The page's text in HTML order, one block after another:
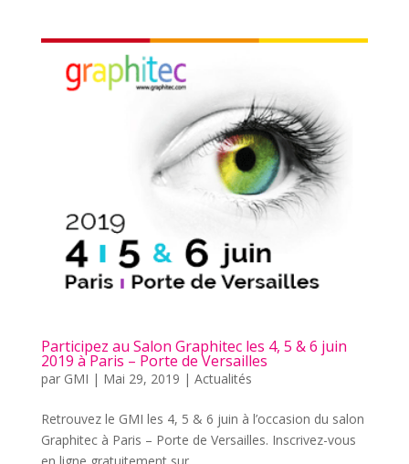
Participez au Salon Graphitec les 4, 5 & 6 juin
2019 à Paris – Porte de Versailles
par GMI | Mai 29, 2019 | Actualités
Retrouvez le GMI les 4, 5 & 6 juin à l’occasion du salon
Graphitec à Paris – Porte de Versailles. Inscrivez-vous